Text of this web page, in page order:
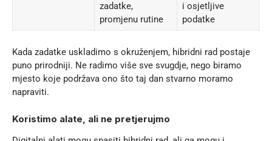
zadatke,
promjenu rutine
i osjetljive
podatke
Kada zadatke uskladimo s okruženjem, hibridni rad postaje
puno prirodniji. Ne radimo više sve svugdje, nego biramo
mjesto koje podržava ono što taj dan stvarno moramo
napraviti.
Koristimo alate, ali ne pretjerujmo